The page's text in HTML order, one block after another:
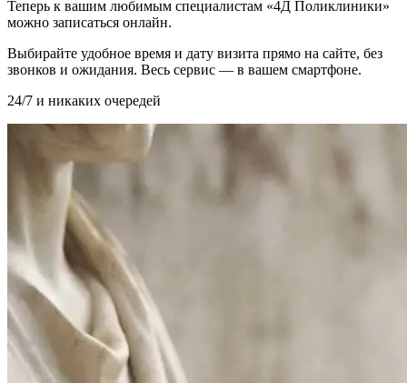
Теперь к вашим любимым специалистам «4Д Поликлиники»
можно записаться онлайн.
Выбирайте удобное время и дату визита прямо на сайте, без
звонков и ожидания. Весь сервис — в вашем смартфоне.
24/7 и никаких очередей